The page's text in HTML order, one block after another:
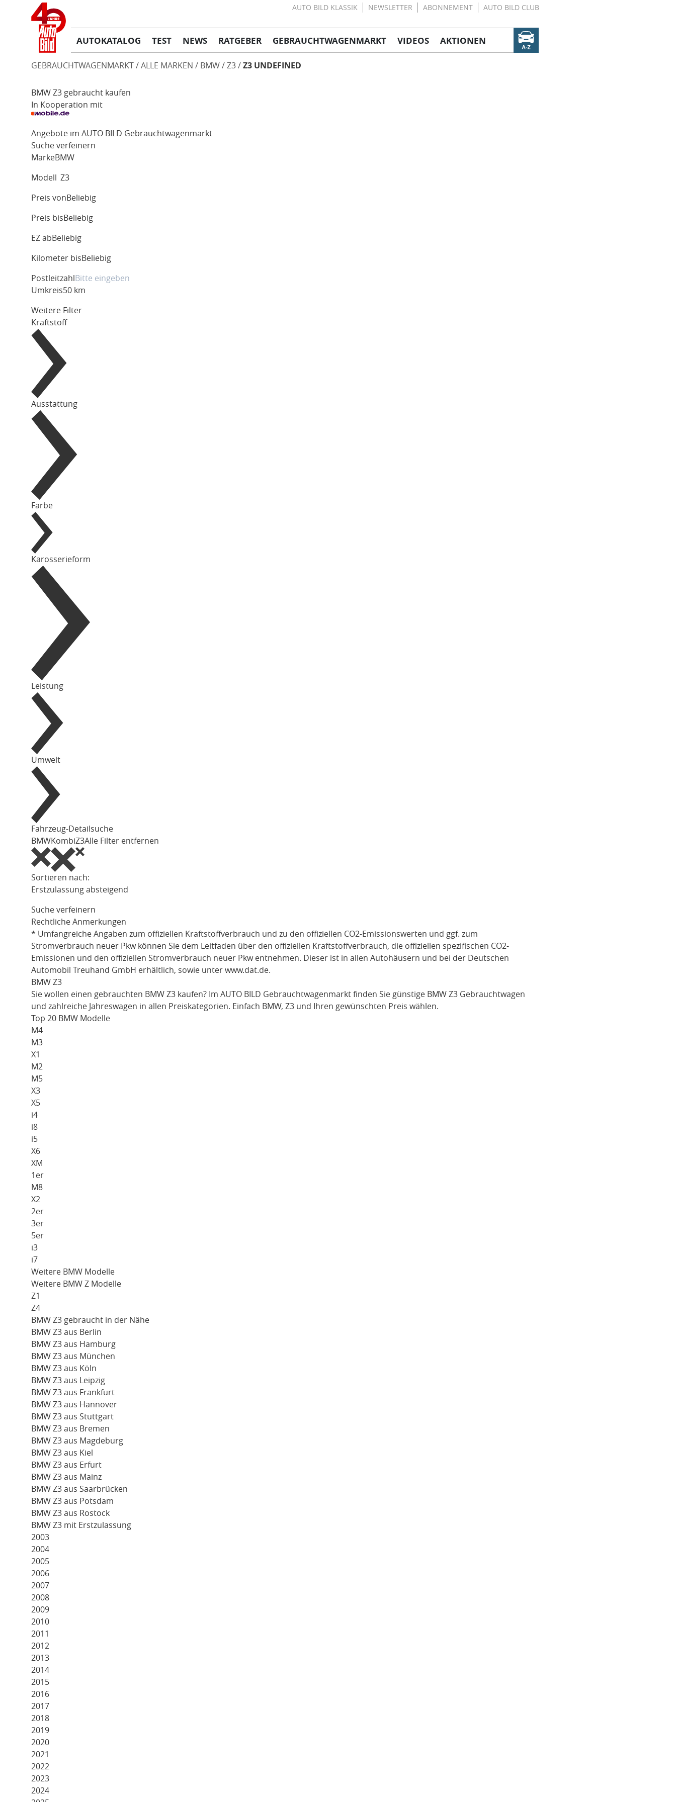
AUTO BILD KLASSIK NEWSLETTER ABONNEMENT AUTO BILD CLUB
AUTOKATALOG TEST NEWS RATGEBER GEBRAUCHTWAGENMARKT VIDEOS AKTIONEN
GEBRAUCHTWAGENMARKT ALLE MARKEN BMW Z3 Z3 UNDEFINED
BMW Z3 gebraucht kaufen
In Kooperation mit
Angebote im AUTO BILD Gebrauchtwagenmarkt
Suche verfeinern
MarkeBMW
Modell Z3
Preis von Beliebig
Preis bis Beliebig
EZ ab Beliebig
Kilometer bis Beliebig
Postleitzahl
Umkreis50 km
Weitere Filter
Kraftstoff
Ausstattung
Farbe
Karosserieform
Leistung
Umwelt
Fahrzeug-Detailsuche
BMWKombiZ3Alle Filter entfernen
Sortieren nach:
Erstzulassung absteigend
Suche verfeinern
Rechtliche Anmerkungen
* Umfangreiche Angaben zum offiziellen Kraftstoffverbrauch und zu den offiziellen CO2-Emissionswerten und ggf. zum
Stromverbrauch neuer Pkw können Sie dem Leitfaden über den offiziellen Kraftstoffverbrauch, die offiziellen spezifischen CO2-
Emissionen und den offiziellen Stromverbrauch neuer Pkw entnehmen. Dieser ist in allen Autohäusern und bei der Deutschen
Automobil Treuhand GmbH erhältlich, sowie unter www.dat.de.
BMW Z3
Sie wollen einen gebrauchten BMW Z3 kaufen? Im AUTO BILD Gebrauchtwagenmarkt finden Sie günstige BMW Z3 Gebrauchtwagen
und zahlreiche Jahreswagen in allen Preiskategorien. Einfach BMW, Z3 und Ihren gewünschten Preis wählen.
Top 20 BMW Modelle
M4
M3
X1
M2
M5
X3
X5
i4
i8
i5
X6
XM
1er
M8
X2
2er
3er
5er
i3
i7
Weitere BMW Modelle
Weitere BMW Z Modelle
Z1
Z4
BMW Z3 gebraucht in der Nähe
BMW Z3 aus Berlin
BMW Z3 aus Hamburg
BMW Z3 aus München
BMW Z3 aus Köln
BMW Z3 aus Leipzig
BMW Z3 aus Frankfurt
BMW Z3 aus Hannover
BMW Z3 aus Stuttgart
BMW Z3 aus Bremen
BMW Z3 aus Magdeburg
BMW Z3 aus Kiel
BMW Z3 aus Erfurt
BMW Z3 aus Mainz
BMW Z3 aus Saarbrücken
BMW Z3 aus Potsdam
BMW Z3 aus Rostock
BMW Z3 mit Erstzulassung
2003
2004
2005
2006
2007
2008
2009
2010
2011
2012
2013
2014
2015
2016
2017
2018
2019
2020
2021
2022
2023
2024